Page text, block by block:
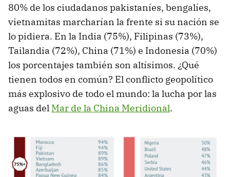
80% de los ciudadanos pakistaníes, bengalíes,
vietnamitas marcharían la frente si su nación se
lo pidiera. En la India (75%), Filipinas (73%),
Tailandia (72%), China (71%) e Indonesia (70%)
los porcentajes también son altísimos. ¿Qué
tienen todos en común? El conflicto geopolítico
más explosivo de todo el mundo: la lucha por las
aguas del Mar de la China Meridional.